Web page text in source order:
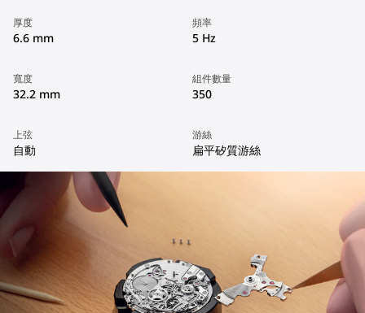
厚度
6.6 mm
頻率
5 Hz
寬度
32.2 mm
組件數量
350
上弦
自動
游絲
扁平矽質游絲